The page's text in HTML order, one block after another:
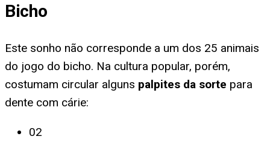
Bicho
Este sonho não corresponde a um dos 25 animais
do jogo do bicho. Na cultura popular, porém,
costumam circular alguns palpites da sorte para
dente com cárie:
02